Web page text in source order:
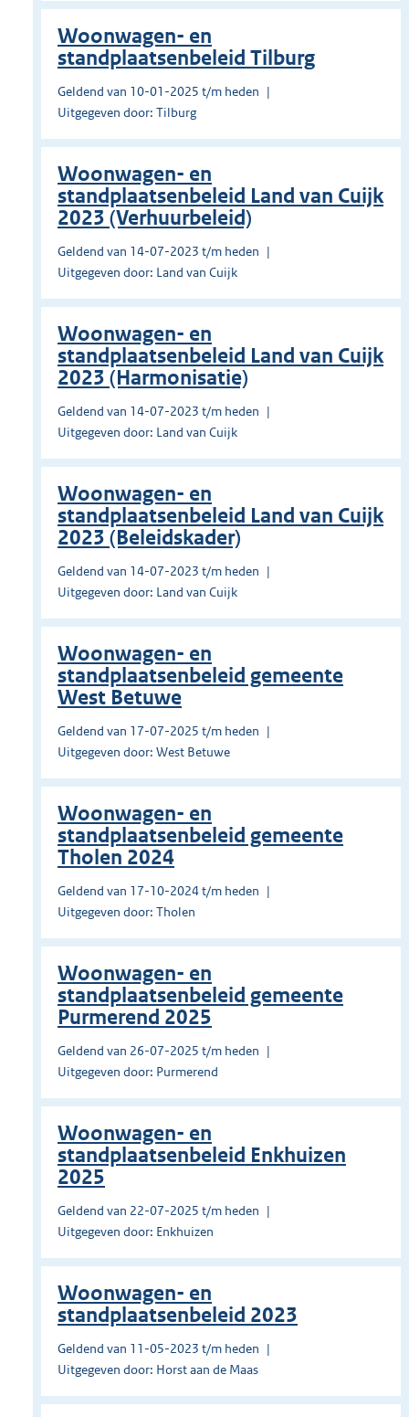
Woonwagen- en
standplaatsenbeleid Tilburg
Geldend van 10-01-2025 t/m heden
Uitgegeven door: Tilburg
Woonwagen- en
standplaatsenbeleid Land van Cuijk
2023 (Verhuurbeleid)
Geldend van 14-07-2023 t/m heden
Uitgegeven door: Land van Cuijk
Woonwagen- en
standplaatsenbeleid Land van Cuijk
2023 (Harmonisatie)
Geldend van 14-07-2023 t/m heden
Uitgegeven door: Land van Cuijk
Woonwagen- en
standplaatsenbeleid Land van Cuijk
2023 (Beleidskader)
Geldend van 14-07-2023 t/m heden
Uitgegeven door: Land van Cuijk
Woonwagen- en
standplaatsenbeleid gemeente
West Betuwe
Geldend van 17-07-2025 t/m heden
Uitgegeven door: West Betuwe
Woonwagen- en
standplaatsenbeleid gemeente
Tholen 2024
Geldend van 17-10-2024 t/m heden
Uitgegeven door: Tholen
Woonwagen- en
standplaatsenbeleid gemeente
Purmerend 2025
Geldend van 26-07-2025 t/m heden
Uitgegeven door: Purmerend
Woonwagen- en
standplaatsenbeleid Enkhuizen
2025
Geldend van 22-07-2025 t/m heden
Uitgegeven door: Enkhuizen
Woonwagen- en
standplaatsenbeleid 2023
Geldend van 11-05-2023 t/m heden
Uitgegeven door: Horst aan de Maas